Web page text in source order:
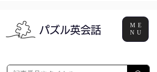
パズル英会話
ME
NU